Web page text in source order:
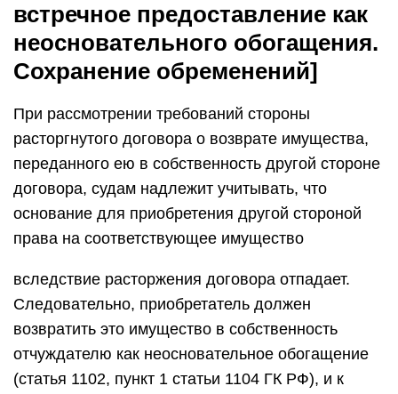
встречное предоставление как
неосновательного обогащения.
Сохранение обременений]
При рассмотрении требований стороны
расторгнутого договора о возврате имущества,
переданного ею в собственность другой стороне
договора, судам надлежит учитывать, что
основание для приобретения другой стороной
права на соответствующее имущество
вследствие расторжения договора отпадает.
Следовательно, приобретатель должен
возвратить это имущество в собственность
отчуждателю как неосновательное обогащение
(статья 1102, пункт 1 статьи 1104 ГК РФ), и к